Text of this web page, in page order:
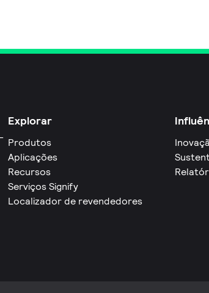
Explorar
Produtos
Aplicações
Recursos
Serviços Signify
Localizador de revendedores